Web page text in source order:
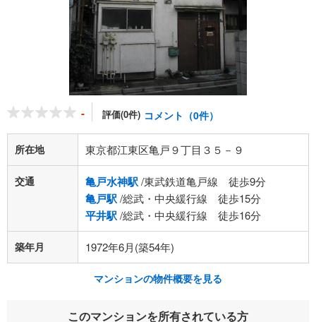
- 評価(0件) コメント（0件）
所在地 東京都江東区亀戸９丁目３５－９
交通 亀戸水神駅/東武鉄道亀戸線 徒歩9分
亀戸駅/総武・中央緩行線 徒歩15分
平井駅/総武・中央緩行線 徒歩16分
築年月 1972年6月(築54年)
マンションの物件概要を見る
このマンションを所有されている方